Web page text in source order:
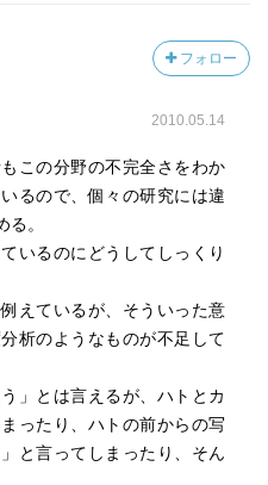
フォロー
2010.05.14
この分野の不完全さをわか
るので、個々の研究には違
。
いるのにどうしてしっくり
えているが、そういった意
析のようなものが不足して
」とは言えるが、ハトとカ
ったり、ハトの前からの写
と言ってしまったり、そん